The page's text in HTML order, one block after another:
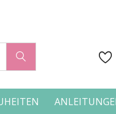
 